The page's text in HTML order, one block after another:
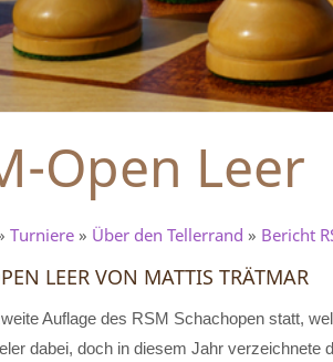
Open Leer
Turniere » Über den Tellerrand » Bericht
LEER VON MATTIS TRÄTMAR
Auflage des RSM Schachopen statt,
dabei, doch in diesem Jahr verzeichnete